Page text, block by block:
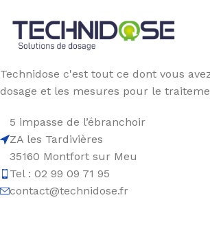
Technidose c'est tout ce dont vous
dosage et les mesures pour le
5 impasse de l’ébranchoir
ZA les Tardivières
35160 Montfort sur Meu
Tel : 02 99 09 71 95
contact@technidose.fr